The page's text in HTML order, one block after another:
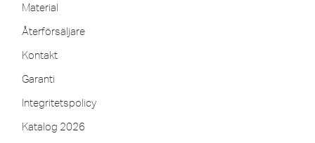
Material
Återförsäljare
Kontakt
Garanti
Integritetspolicy
Katalog 2026